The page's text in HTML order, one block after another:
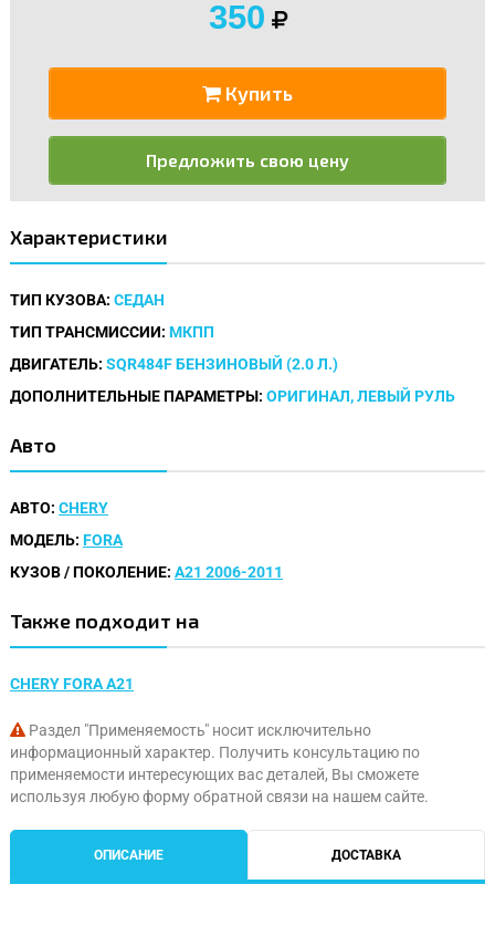
350
Купить
Предложить свою цену
Характеристики
ТИП КУЗОВА: СЕДАН
ТИП ТРАНСМИССИИ: МКПП
ДВИГАТЕЛЬ: SQR484F БЕНЗИНОВЫЙ (2.0 Л.)
ДОПОЛНИТЕЛЬНЫЕ ПАРАМЕТРЫ: ОРИГИНАЛ, ЛЕВЫЙ РУЛЬ
Авто
АВТО: CHERY
МОДЕЛЬ: FORA
КУЗОВ / ПОКОЛЕНИЕ: A21 2006-2011
Также подходит на
CHERY FORA A21
Раздел "Применяемость" носит исключительно
информационный характер. Получить консультацию по
применяемости интересующих вас деталей, Вы сможете
используя любую форму обратной связи на нашем сайте.
ОПИСАНИЕ ДОСТАВКА